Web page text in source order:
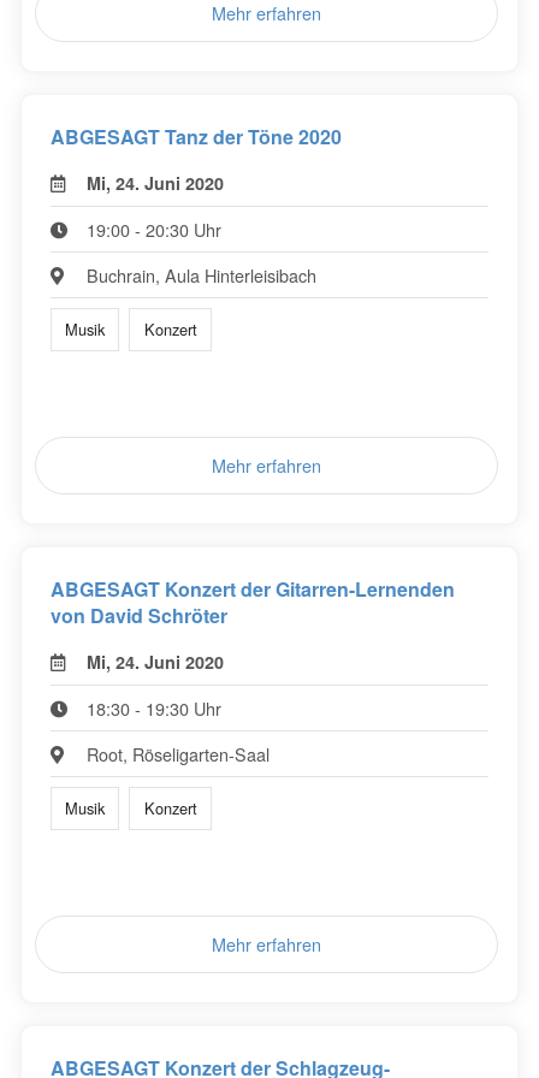
Mehr erfahren
ABGESAGT Tanz der Töne 2020
Mi, 24. Juni 2020
19:00 - 20:30 Uhr
Buchrain, Aula Hinterleisibach
Musik Konzert
Mehr erfahren
ABGESAGT Konzert der Gitarren-Lernenden
von David Schröter
Mi, 24. Juni 2020
18:30 - 19:30 Uhr
Root, Röseligarten-Saal
Musik Konzert
Mehr erfahren
ABGESAGT Konzert der Schlagzeug-